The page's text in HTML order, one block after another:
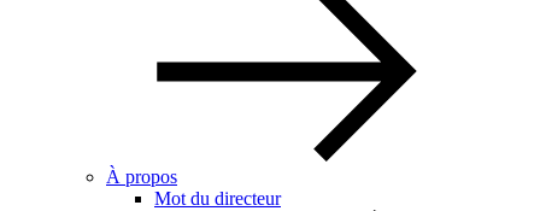
À propos
Mot du directeur